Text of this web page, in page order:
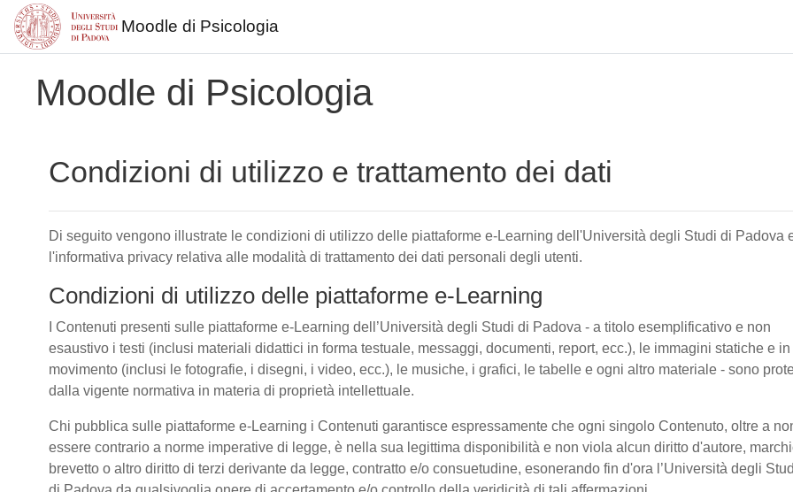
Moodle di Psicologia
Moodle di Psicologia
Condizioni di utilizzo e trattamento dei dati
Di seguito vengono illustrate le condizioni di utilizzo delle piattaforme e-Learning dell'Università degli Studi di Padova
l'informativa privacy relativa alle modalità di trattamento dei dati personali degli utenti.
Condizioni di utilizzo delle piattaforme e-Learning
I Contenuti presenti sulle piattaforme e-Learning dell’Università degli Studi di Padova - a titolo esemplificativo e non
esaustivo i testi (inclusi materiali didattici in forma testuale, messaggi, documenti, report, ecc.), le immagini statiche e in
movimento (inclusi le fotografie, i disegni, i video, ecc.), le musiche, i grafici, le tabelle e ogni altro materiale - sono
dalla vigente normativa in materia di proprietà intellettuale.
Chi pubblica sulle piattaforme e-Learning i Contenuti garantisce espressamente che ogni singolo Contenuto, oltre a
essere contrario a norme imperative di legge, è nella sua legittima disponibilità e non viola alcun diritto d'autore,
brevetto o altro diritto di terzi derivante da legge, contratto e/o consuetudine, esonerando fin d'ora l’Università degli